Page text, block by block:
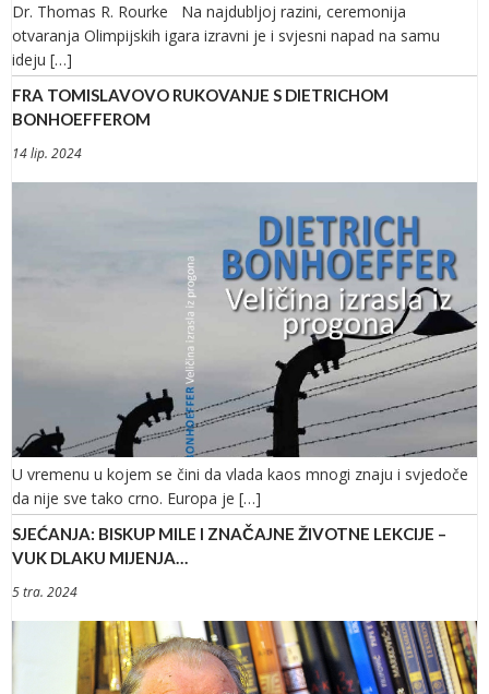
Dr. Thomas R. Rourke Na najdubljoj razini, ceremonija
otvaranja Olimpijskih igara izravni je i svjesni napad na samu
ideju […]
FRA TOMISLAVOVO RUKOVANJE S DIETRICHOM
BONHOEFFEROM
14 lip. 2024
U vremenu u kojem se čini da vlada kaos mnogi znaju i svjedoče
da nije sve tako crno. Europa je […]
SJEĆANJA: BISKUP MILE I ZNAČAJNE ŽIVOTNE LEKCIJE –
VUK DLAKU MIJENJA…
5 tra. 2024